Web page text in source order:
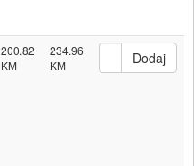
200.82 234.96